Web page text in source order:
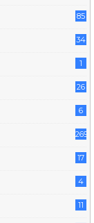
85
34
1
26
6
269
17
4
11